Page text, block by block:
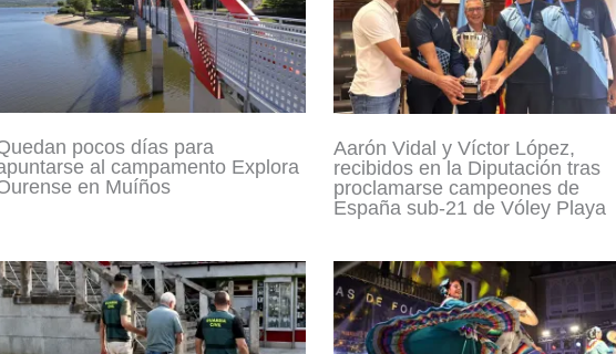
pocos días para
al campamento Explora
en Muíños
Aarón Vidal y Víctor López,
recibidos en la Diputación tras
proclamarse campeones de
España sub-21 de Vóley Playa